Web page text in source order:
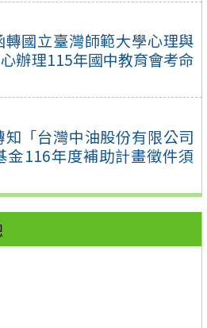
國立臺灣師範大學心理與
辦理115年國中教育會考命
「台灣中油股份有限公司
金116年度補助計畫徵件須